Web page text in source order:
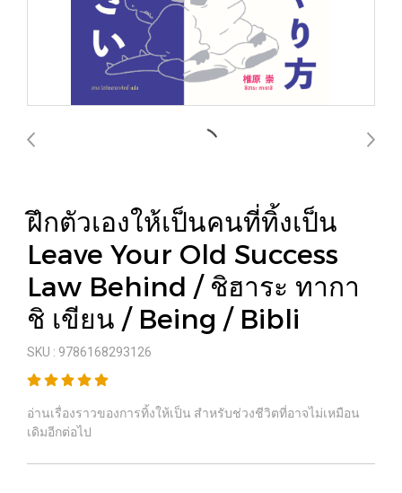
ฝึกตัวเองให้เป็นคนที่ทิ้งเป็น
Leave Your Old Success
Law Behind / ชิฮาระ ทากา
ชิ เขียน / Being / Bibli
SKU : 9786168293126
อ่านเรื่องราวของการทิ้งให้เป็น สำหรับช่วงชีวิตที่อาจไม่เหมือน
เดิมอีกต่อไป